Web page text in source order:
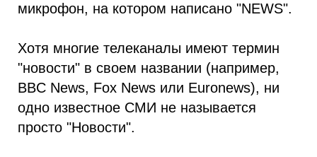
микрофон, на котором написано "NEWS".
Хотя многие телеканалы имеют термин
"новости" в своем названии (например,
BBC News, Fox News или Euronews), ни
одно известное СМИ не называется
просто "Новости".